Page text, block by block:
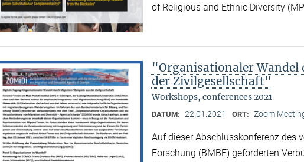
of Religious and Ethnic Diversity
"Organisationaler Wandel
der Zivilgesellschaft"
Workshops, conferences 2021
DATUM: 22.01.2021 ORT: Zoom
Auf dieser Abschlusskonferenz des
Forschung (BMBF) geförderten